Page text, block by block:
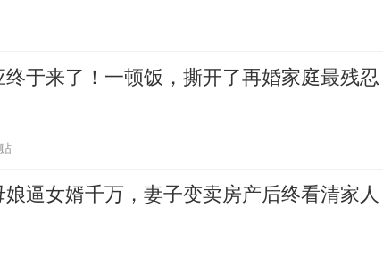
于来了！一顿饭，撕开了再婚家庭最残忍
逼女婿千万，妻子变卖房产后终看清家人